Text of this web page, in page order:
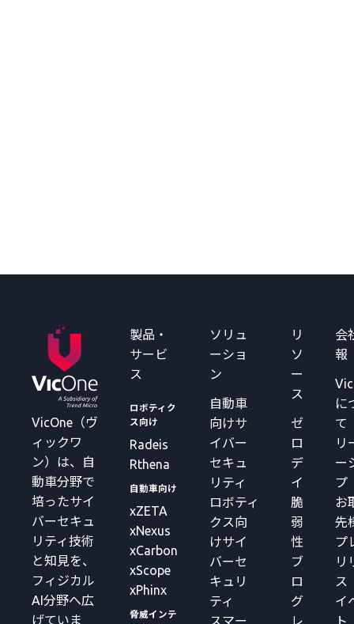
VicOne（ヴ
ィックワ
ン）は、自
動車分野で
培ったサイ
バーセキュ
リティ技術
と知見を、
フィジカル
AI分野へ広
げていま
製品・
サービ
ス
ロボティク
ス向け
Radeis
Rthena
自動車向け
xZETA
xNexus
xCarbon
xScope
xPhinx
脅威インテ
ソリュ
ーショ
ン
自動車
向けサ
イバー
セキュ
リティ
ロボティ
クス向
けサイ
バーセ
キュリ
ティ
スマー
リ
ソ
ー
ス
ゼ
ロ
デ
イ
脆
弱
性
ブ
ロ
グ
レ
会
報
に
て
リ
ー
プ
お
先
プ
リ
ス
イ
ト